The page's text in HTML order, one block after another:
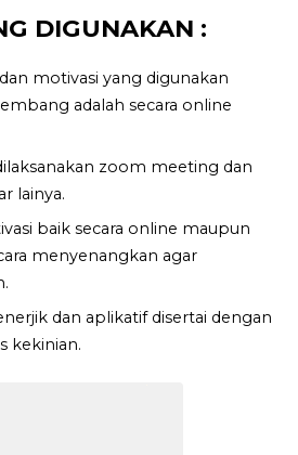
DIGUNAKAN :
motivasi yang digunakan
adalah secara online
zoom meeting dan
lainya.
baik secara online maupun
menyenangkan agar
dan aplikatif disertai dengan
kekinian.